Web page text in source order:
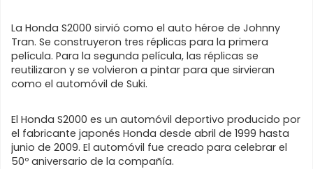
La Honda S2000 sirvió como el auto héroe de Johnny
Tran. Se construyeron tres réplicas para la primera
película. Para la segunda película, las réplicas se
reutilizaron y se volvieron a pintar para que sirvieran
como el automóvil de Suki.
El Honda S2000 es un automóvil deportivo producido por
el fabricante japonés Honda desde abril de 1999 hasta
junio de 2009. El automóvil fue creado para celebrar el
50º aniversario de la compañía.